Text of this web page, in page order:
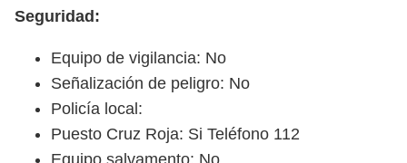
Seguridad:
Equipo de vigilancia: No
Señalización de peligro: No
Policía local:
Puesto Cruz Roja: Si Teléfono 112
Equipo salvamento: No